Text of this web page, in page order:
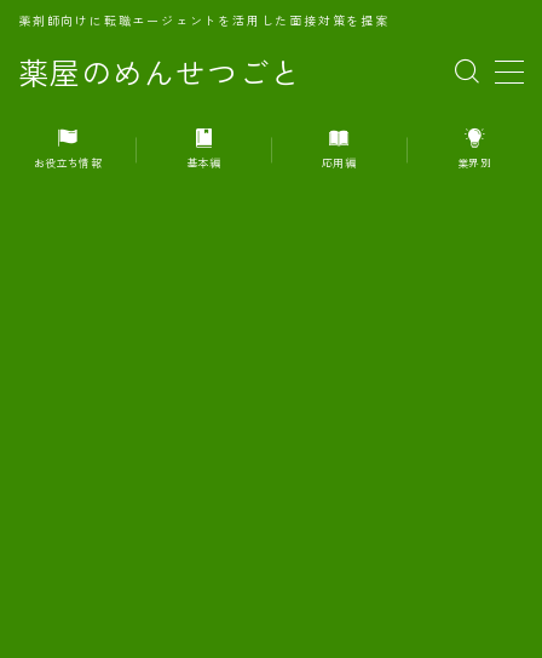
薬屋のめんせつごと
薬剤師向けに転職エージェントを活用した面接対策を提案
MENU
1.転職エージェントとは何か？
お役立ち情報 基本編 応用編 業界別